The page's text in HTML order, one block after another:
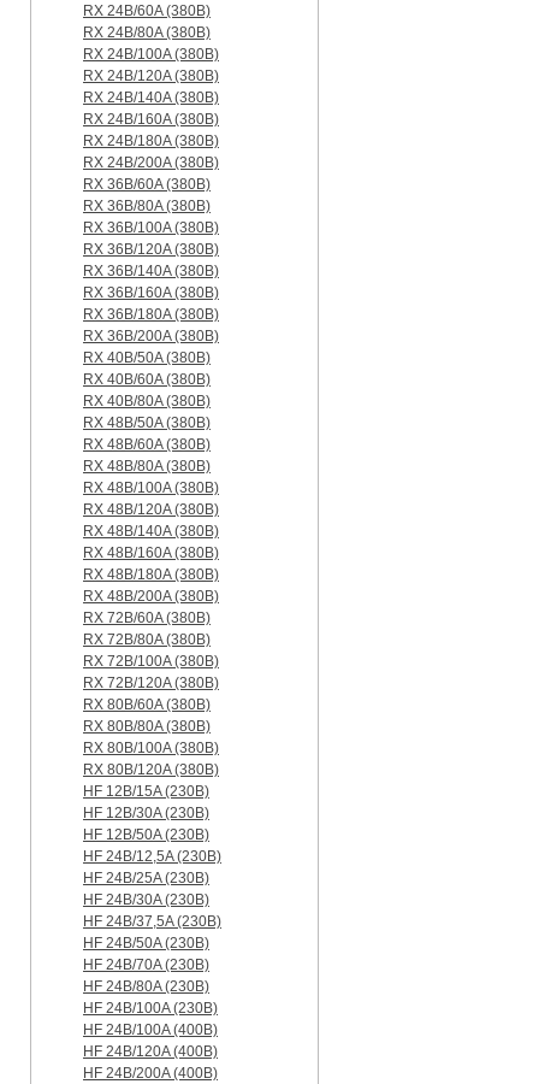
RX 24B/60A (380B)
RX 24B/80A (380B)
RX 24B/100A (380B)
RX 24B/120A (380B)
RX 24B/140A (380B)
RX 24B/160A (380B)
RX 24B/180A (380B)
RX 24B/200A (380B)
RX 36B/60A (380B)
RX 36B/80A (380B)
RX 36B/100A (380B)
RX 36B/120A (380B)
RX 36B/140A (380B)
RX 36B/160A (380B)
RX 36B/180A (380B)
RX 36B/200A (380B)
RX 40B/50A (380B)
RX 40B/60A (380B)
RX 40B/80A (380B)
RX 48B/50A (380B)
RX 48B/60A (380B)
RX 48B/80A (380B)
RX 48B/100A (380B)
RX 48B/120A (380B)
RX 48B/140A (380B)
RX 48B/160A (380B)
RX 48B/180A (380B)
RX 48B/200A (380B)
RX 72B/60A (380B)
RX 72B/80A (380B)
RX 72B/100A (380B)
RX 72B/120A (380B)
RX 80B/60A (380B)
RX 80B/80A (380B)
RX 80B/100A (380B)
RX 80B/120A (380B)
HF 12B/15A (230B)
HF 12B/30A (230B)
HF 12B/50A (230B)
HF 24B/12,5A (230B)
HF 24B/25A (230B)
HF 24B/30A (230B)
HF 24B/37,5A (230B)
HF 24B/50A (230B)
HF 24B/70A (230B)
HF 24B/80A (230B)
HF 24B/100A (230B)
HF 24B/100A (400B)
HF 24B/120A (400B)
HF 24B/200A (400B)